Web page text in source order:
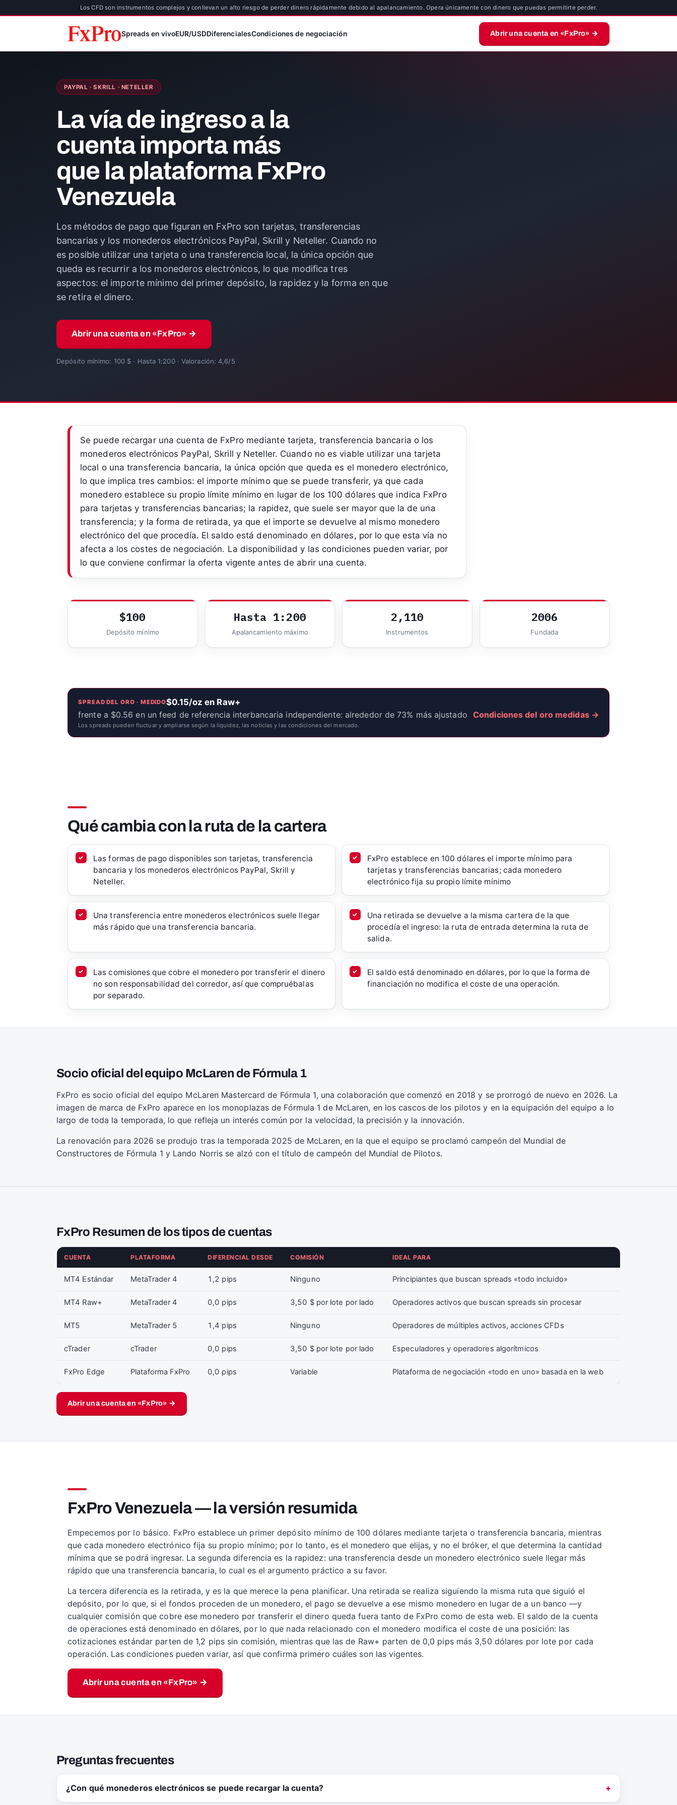
Los CFD son instrumentos complejos y conllevan un alto riesgo de perder dinero rápidamente debido al apalancamiento. Opera únicamente con dinero que puedas permitirte perder.
Spreads en vivoEUR/USDDiferencialesCondiciones de negociación Abrir una cuenta en «FxPro» →
PAYPAL · SKRILL · NETELLER
La vía de ingreso a la
cuenta importa más
que la plataforma FxPro
Venezuela
Los métodos de pago que figuran en FxPro son tarjetas, transferencias
bancarias y los monederos electrónicos PayPal, Skrill y Neteller. Cuando no
es posible utilizar una tarjeta o una transferencia local, la única opción que
queda es recurrir a los monederos electrónicos, lo que modifica tres
aspectos: el importe mínimo del primer depósito, la rapidez y la forma en que
se retira el dinero.
Abrir una cuenta en «FxPro» →
Depósito mínimo: 100 $ · Hasta 1:200 · Valoración: 4,6/5
Se puede recargar una cuenta de FxPro mediante tarjeta, transferencia bancaria o los
monederos electrónicos PayPal, Skrill y Neteller. Cuando no es viable utilizar una tarjeta
local o una transferencia bancaria, la única opción que queda es el monedero electrónico,
lo que implica tres cambios: el importe mínimo que se puede transferir, ya que cada
monedero establece su propio límite mínimo en lugar de los 100 dólares que indica FxPro
para tarjetas y transferencias bancarias; la rapidez, que suele ser mayor que la de una
transferencia; y la forma de retirada, ya que el importe se devuelve al mismo monedero
electrónico del que procedía. El saldo está denominado en dólares, por lo que esta vía no
afecta a los costes de negociación. La disponibilidad y las condiciones pueden variar, por
lo que conviene confirmar la oferta vigente antes de abrir una cuenta.
$100
Depósito mínimo
Hasta 1:200
Apalancamiento máximo
2,110
Instrumentos
2006
Fundada
SPREAD DEL ORO · MEDIDO$0.15/oz en Raw+
frente a $0.56 en un feed de referencia interbancaria independiente: alrededor de 73% más ajustado
Condiciones del oro medidas →
Los spreads pueden fluctuar y ampliarse según la liquidez, las noticias y las condiciones del mercado.
Qué cambia con la ruta de la cartera
Las formas de pago disponibles son tarjetas, transferencia
bancaria y los monederos electrónicos PayPal, Skrill y
Neteller.
FxPro establece en 100 dólares el importe mínimo para
tarjetas y transferencias bancarias; cada monedero
electrónico fija su propio límite mínimo
Una transferencia entre monederos electrónicos suele llegar
más rápido que una transferencia bancaria.
Una retirada se devuelve a la misma cartera de la que
procedía el ingreso: la ruta de entrada determina la ruta de
salida.
Las comisiones que cobre el monedero por transferir el dinero
no son responsabilidad del corredor, así que compruébalas
por separado.
El saldo está denominado en dólares, por lo que la forma de
financiación no modifica el coste de una operación.
Socio oficial del equipo McLaren de Fórmula 1
FxPro es socio oficial del equipo McLaren Mastercard de Fórmula 1, una colaboración que comenzó en 2018 y se prorrogó de nuevo en 2026. La
imagen de marca de FxPro aparece en los monoplazas de Fórmula 1 de McLaren, en los cascos de los pilotos y en la equipación del equipo a lo
largo de toda la temporada, lo que refleja un interés común por la velocidad, la precisión y la innovación.
La renovación para 2026 se produjo tras la temporada 2025 de McLaren, en la que el equipo se proclamó campeón del Mundial de
Constructores de Fórmula 1 y Lando Norris se alzó con el título de campeón del Mundial de Pilotos.
FxPro Resumen de los tipos de cuentas
CUENTA PLATAFORMA DIFERENCIAL DESDE COMISIÓN IDEAL PARA
MT4 Estándar MetaTrader 4 1,2 pips Ninguno Principiantes que buscan spreads «todo incluido»
MT4 Raw+ MetaTrader 4 0,0 pips 3,50 $ por lote por lado Operadores activos que buscan spreads sin procesar
MT5 MetaTrader 5 1,4 pips Ninguno Operadores de múltiples activos, acciones CFDs
cTrader cTrader 0,0 pips 3,50 $ por lote por lado Especuladores y operadores algorítmicos
FxPro Edge Plataforma FxPro 0,0 pips Variable Plataforma de negociación «todo en uno» basada en la web
Abrir una cuenta en «FxPro» →
FxPro Venezuela — la versión resumida
Empecemos por lo básico. FxPro establece un primer depósito mínimo de 100 dólares mediante tarjeta o transferencia bancaria, mientras
que cada monedero electrónico fija su propio mínimo; por lo tanto, es el monedero que elijas, y no el bróker, el que determina la cantidad
mínima que se podrá ingresar. La segunda diferencia es la rapidez: una transferencia desde un monedero electrónico suele llegar más
rápido que una transferencia bancaria, lo cual es el argumento práctico a su favor.
La tercera diferencia es la retirada, y es la que merece la pena planificar. Una retirada se realiza siguiendo la misma ruta que siguió el
depósito, por lo que, si el fondos proceden de un monedero, el pago se devuelve a ese mismo monedero en lugar de a un banco —y
cualquier comisión que cobre ese monedero por transferir el dinero queda fuera tanto de FxPro como de esta web. El saldo de la cuenta
de operaciones está denominado en dólares, por lo que nada relacionado con el monedero modifica el coste de una posición: las
cotizaciones estándar parten de 1,2 pips sin comisión, mientras que las de Raw+ parten de 0,0 pips más 3,50 dólares por lote por cada
operación. Las condiciones pueden variar, así que confirma primero cuáles son las vigentes.
Abrir una cuenta en «FxPro» →
Preguntas frecuentes
¿Con qué monederos electrónicos se puede recargar la cuenta?